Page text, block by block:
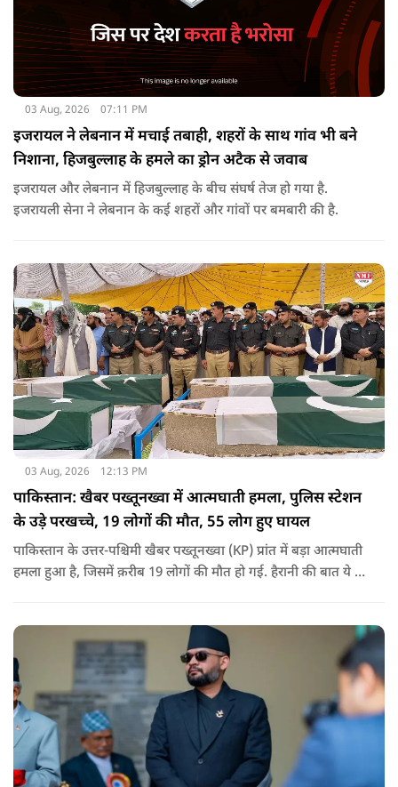
03 Aug, 2026 07:11 PM
इजरायल ने लेबनान में मचाई तबाही, शहरों के साथ गांव भी बने
निशाना, हिजबुल्लाह के हमले का ड्रोन अटैक से जवाब
इजरायल और लेबनान में हिजबुल्लाह के बीच संघर्ष तेज हो गया है.
इजरायली सेना ने लेबनान के कई शहरों और गांवों पर बमबारी की है.
03 Aug, 2026 12:13 PM
पाकिस्तान: खैबर पख्तूनख्वा में आत्मघाती हमला, पुलिस स्टेशन
के उड़े परखच्चे, 19 लोगों की मौत, 55 लोग हुए घायल
पाकिस्तान के उत्तर-पश्चिमी खैबर पख्तूनख्वा (KP) प्रांत में बड़ा आत्मघाती
हमला हुआ है, जिसमें क़रीब 19 लोगों की मौत हो गई. हैरानी की बात ये है